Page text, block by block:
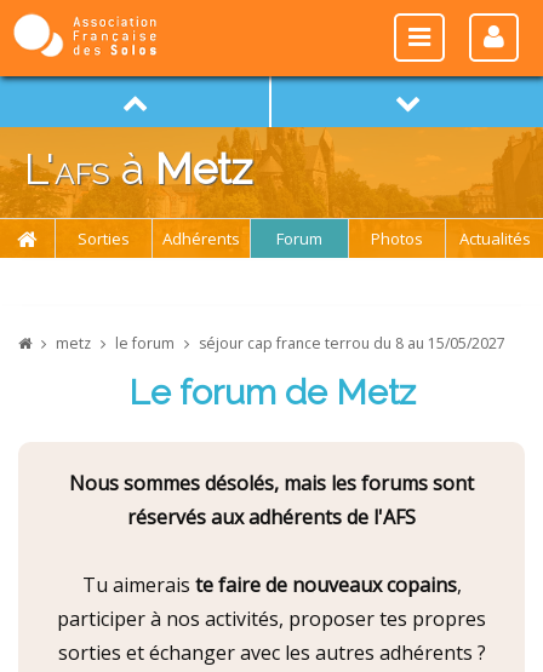
L'afsàMetz
Sorties Adhérents Forum Photos Actualités
metz le forum séjour cap france terrou du 8 au 15/05/2027
Le forum de Metz
Nous sommes désolés, mais les forums sont
réservés aux adhérents de l'AFS
Tu aimerais te faire de nouveaux copains,
participer à nos activités, proposer tes propres
sorties et échanger avec les autres adhérents ?